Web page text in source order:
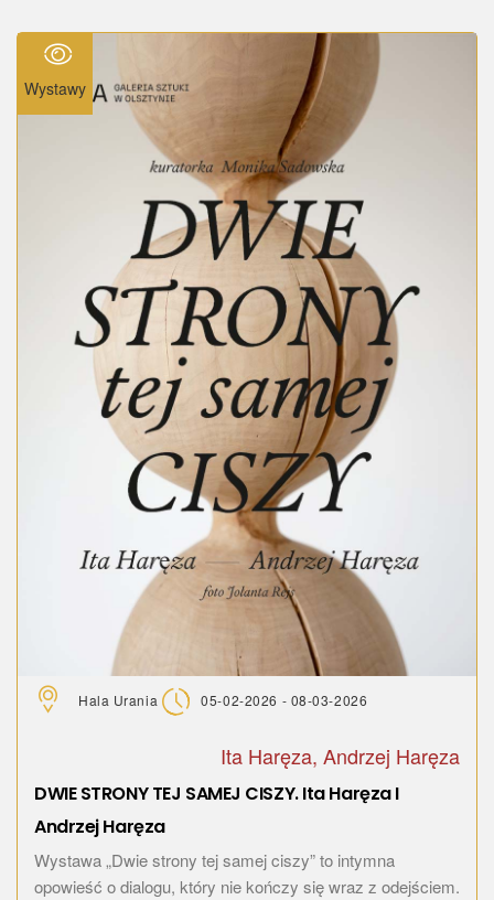
Wystawy
Hala Urania 05-02-2026 - 08-03-2026
Ita Haręza, Andrzej Haręza
DWIE STRONY TEJ SAMEJ CISZY. Ita Haręza I
Andrzej Haręza
Wystawa „Dwie strony tej samej ciszy” to intymna
opowieść o dialogu, który nie kończy się wraz z odejściem.